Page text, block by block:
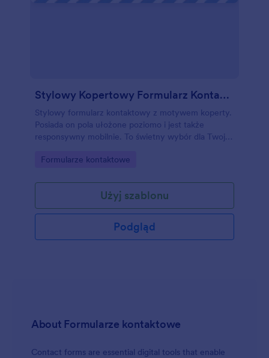
Stylowy Kopertowy Formularz Kontaktowy
Stylowy formularz kontaktowy z motywem koperty.
Posiada on pola ułożone poziomo i jest także
responsywny mobilnie. To świetny wybór dla Twojej
Go to Category:
Formularze kontaktowe
Użyj szablonu
Podgląd
About Formularze kontaktowe
Contact forms are essential digital tools that enable